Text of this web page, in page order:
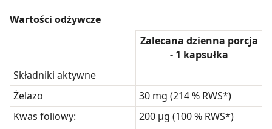
Wartości odżywcze
Zalecana dzienna porcja
- 1 kapsułka
Składniki aktywne
Żelazo
30 mg (214 % RWS*)
Kwas foliowy:
200 μg (100 % RWS*)